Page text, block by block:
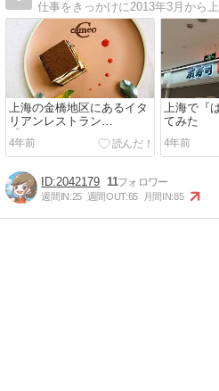
上海の金橋地区にあるイタ
リアンレストラン
『Cameo』
4年前
上海で『
てみた
4年前
2042179 11
週間IN:25 週間OUT:65 月間IN:85